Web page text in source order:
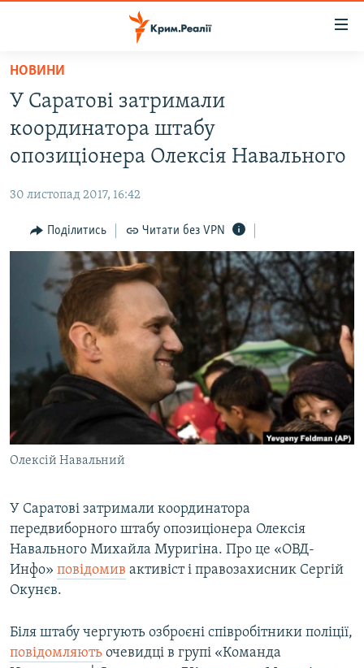
Перейти
основного
матеріалу
Перейти
до
основної
Перейти
до
ВОДА.КРИМ
ВІДЕО ТА ФОТО
БЛОГИ
ПОГЛЯД
ІНТЕРВ'Ю
ВСЕ ЗА ДЕНЬ
СПЕЦПРОЕКТИ
ДЕПОРТАЦІЯ
ВІДЕОУРОКИ «ELIFBE»
СВІДЧЕННЯ ОКУПАЦІЇ
УКРАЇНСЬКА ПРОБЛЕМА КРИМУ
ІНФОГРАФІКА
ЯК ОБІЙТИ БЛОКУВАННЯ
Русский
ДОЛУЧАЙСЯ!
Усі сайти RFE/RL
НОВИНИ
У Саратові затримали
координатора штабу
опозиціонера Олексія Навального
30 листопад 2017, 16:42
Поділитись Читати без VPN
Олексій Навальний
У Саратові затримали координатора
передвиборного штабу опозиціонера Олексія
Навального Михайла Муригіна. Про це «ОВД-
Инфо» повідомив активіст і правозахисник Сергій
Окунєв.
Біля штабу чергують озброєні співробітники поліції,
повідомляють очевидці в групі «Команда